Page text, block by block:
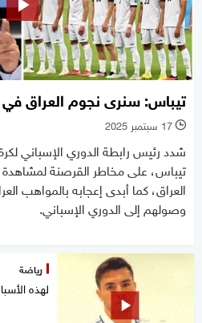
تيباس: سنرى نجوم العراق في
l 17 سبتمبر 2025
شدد رئيس رابطة الدوري الإسباني
تيباس، على مخاطر القرصنة لمشاهدة
العراق، كما أبدى إعجابه بالمواهب
وصولهم إلى الدوري الإسباني.
رياضة
لهذه